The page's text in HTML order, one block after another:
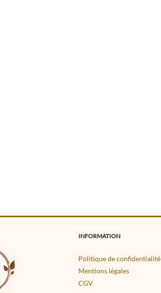
INFORMATION
Politique de confidentialité
Mentions légales
CGV